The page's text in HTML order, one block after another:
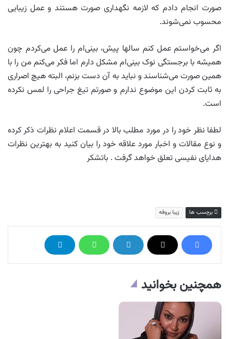
صورت انجام دادم که لازمه نگهداری صورت هستند و عمل زیبایی
محسوب نمی‌شوند.
اگر می‌خواستم عمل کنم سالها پیش، بینی‌ام را عمل می‌کردم چون
همیشه با برجستگی نوک بینی‌ام مشکل دارم اما فکر می‌کنم من را با
همین صورت می‌شناسند و نباید به آن دست بزنم، البته هیچ اصراری
به ثابت کردن این موضوع ندارم و صورتم تیغ جراحی را لمس نکرده
است.
لطفا نظر خود را در مورد مطلب بالا در قسمت اعلام نظرات ذکر کرده
و نوع مقالات و اخبار مورد علاقه خود را بیان کنید به بهترین نظرات
هدایای نفیسی تعلق خواهد گرفت . باتشکر
برچسب ها زیبا بروفه
همچنین بخوانید